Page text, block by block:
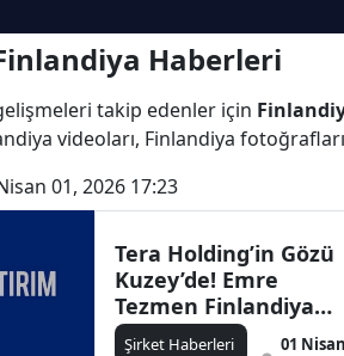
Haberleri
takip edenler için
videoları, Finlandiya
01, 2026 17:23
Tera Holding’in Gözü
Kuzey’de! Emre
Tezmen Finlandiya
Masasında
Şirket Haberleri
01 Nisan